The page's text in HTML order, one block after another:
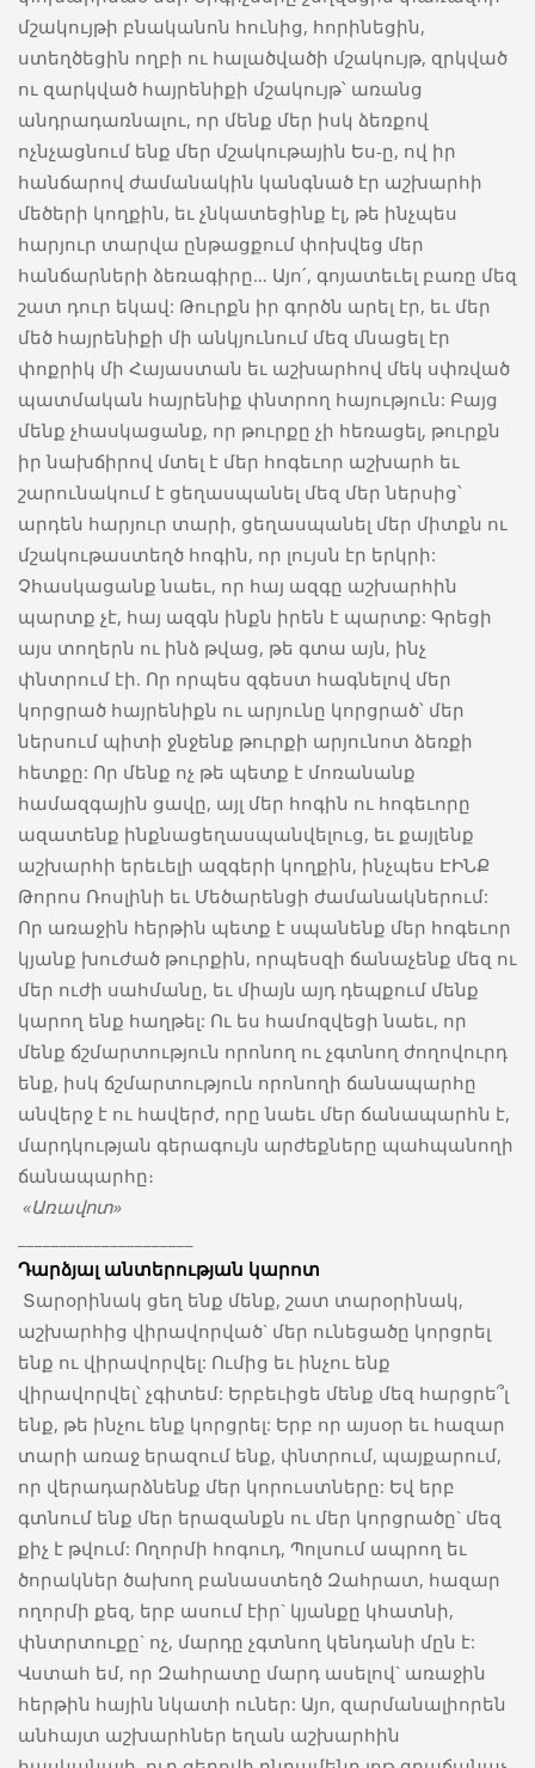
մշակույթի բնականոն հունից, հորինեցին,
ստեղծեցին ողբի ու հալածվածի մշակույթ, զրկված
ու զարկված հայրենիքի մշակույթ՝ առանց
անդրադառնալու, որ մենք մեր իսկ ձեռքով
ոչնչացնում ենք մեր մշակութային Ես-ը, ով իր
հանճարով ժամանակին կանգնած էր աշխարհի
մեծերի կողքին, եւ չնկատեցինք էլ, թե ինչպես
հարյուր տարվա ընթացքում փոխվեց մեր
հանճարների ձեռագիրը… Այո՛, գոյատեւել բառը մեզ
շատ դուր եկավ: Թուրքն իր գործն արել էր, եւ մեր
մեծ հայրենիքի մի անկյունում մեզ մնացել էր
փոքրիկ մի Հայաստան եւ աշխարհով մեկ սփռված
պատմական հայրենիք փնտրող հայություն: Բայց
մենք չհասկացանք, որ թուրքը չի հեռացել, թուրքն
իր նախճիրով մտել է մեր հոգեւոր աշխարհ եւ
շարունակում է ցեղասպանել մեզ մեր ներսից՝
արդեն հարյուր տարի, ցեղասպանել մեր միտքն ու
մշակութաստեղծ հոգին, որ լույսն էր երկրի:
Չհասկացանք նաեւ, որ հայ ազգը աշխարհին
պարտք չէ, հայ ազգն ինքն իրեն է պարտք: Գրեցի
այս տողերն ու ինձ թվաց, թե գտա այն, ինչ
փնտրում էի. Որ որպես զգեստ հագնելով մեր
կորցրած հայրենիքն ու արյունը կորցրած՝ մեր
ներսում պիտի ջնջենք թուրքի արյունոտ ձեռքի
հետքը: Որ մենք ոչ թե պետք է մոռանանք
համազգային ցավը, այլ մեր հոգին ու հոգեւորը
ազատենք ինքնացեղասպանվելուց, եւ քայլենք
աշխարհի երեւելի ազգերի կողքին, ինչպես ԷԻՆՔ
Թորոս Ռոսլինի եւ Մեծարենցի ժամանակներում:
Որ առաջին հերթին պետք է սպանենք մեր հոգեւոր
կյանք խուժած թուրքին, որպեսզի ճանաչենք մեզ ու
մեր ուժի սահմանը, եւ միայն այդ դեպքում մենք
կարող ենք հաղթել: Ու ես համոզվեցի նաեւ, որ
մենք ճշմարտություն որոնող ու չգտնող ժողովուրդ
ենք, իսկ ճշմարտություն որոնողի ճանապարհը
անվերջ է ու հավերժ, որը նաեւ մեր ճանապարհն է,
մարդկության գերագույն արժեքները պահպանողի
ճանապարհը։
«Առավոտ»
Դարձյալ անտերության կարոտ
Տարօրինակ ցեղ ենք մենք, շատ տարօրինակ,
աշխարհից վիրավորված` մեր ունեցածը կորցրել
ենք ու վիրավորվել: Ումից եւ ինչու ենք
վիրավորվել՝ չգիտեմ: Երբեւիցե մենք մեզ հարցրե՞լ
ենք, թե ինչու ենք կորցրել: Երբ որ այսօր եւ հազար
տարի առաջ երազում ենք, փնտրում, պայքարում,
որ վերադարձնենք մեր կորուստները: Եվ երբ
գտնում ենք մեր երազանքն ու մեր կորցրածը` մեզ
քիչ է թվում: Ողորմի հոգուդ, Պոլսում ապրող եւ
ծորակներ ծախող բանաստեղծ Զահրատ, հազար
ողորմի քեզ, երբ ասում էիր` կյանքը կհատնի,
փնտրտուքը` ոչ, մարդը չգտնող կենդանի մըն է:
Վստահ եմ, որ Զահրատը մարդ ասելով` առաջին
հերթին հային նկատի ուներ: Այո, զարմանալիորեն
անհայտ աշխարհներ եղան աշխարհին